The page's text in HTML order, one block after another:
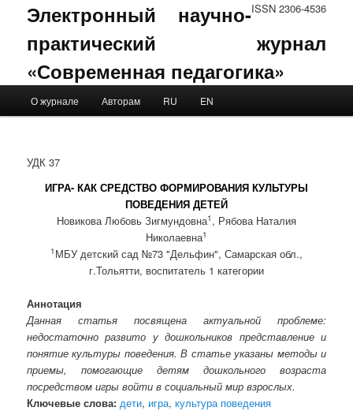
ISSN 2306-4536
Электронный научно-
практический журнал
«Современная педагогика»
Skip to primary content
Skip to secondary content
О журнале Авторам RU EN
УДК 37
ИГРА- КАК СРЕДСТВО ФОРМИРОВАНИЯ КУЛЬТУРЫ
ПОВЕДЕНИЯ ДЕТЕЙ
Новикова Любовь Зигмундовна1 , Рябова Наталия
Николаевна1
1 МБУ детский сад №73 "Дельфин", Самарская обл.,
г.Тольятти, воспитатель 1 категории
Аннотация
Данная статья посвящена актуальной проблеме:
недостаточно развито у дошкольников представление и
понятие культуры поведения. В статье указаны методы и
приемы, помогающие детям дошкольного возраста
посредством игры войти в социальный мир взрослых.
Ключевые слова: дети, игра,культура поведения